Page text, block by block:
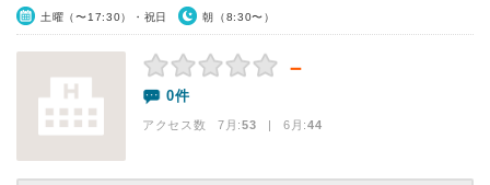
土曜（〜17:30）・祝日 朝（8:30〜）
－
0件
アクセス数 7月:53 | 6月:44